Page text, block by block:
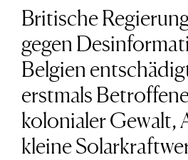
Britische
gegen
Belgien
erstmals
kolonialer Gewalt,
kleine